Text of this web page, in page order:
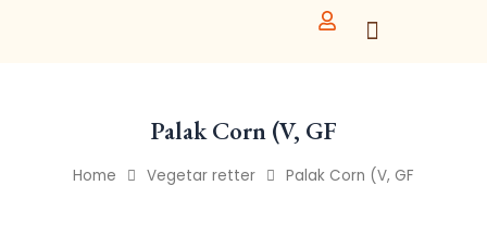
Palak Corn (V, GF
Home Vegetar retter Palak Corn (V, GF